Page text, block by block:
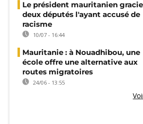
Le président mauritanien gracie
deux députés l'ayant accusé de
racisme
10/07 - 16:44
Mauritanie : à Nouadhibou, une
école offre une alternative aux
routes migratoires
24/06 - 13:55